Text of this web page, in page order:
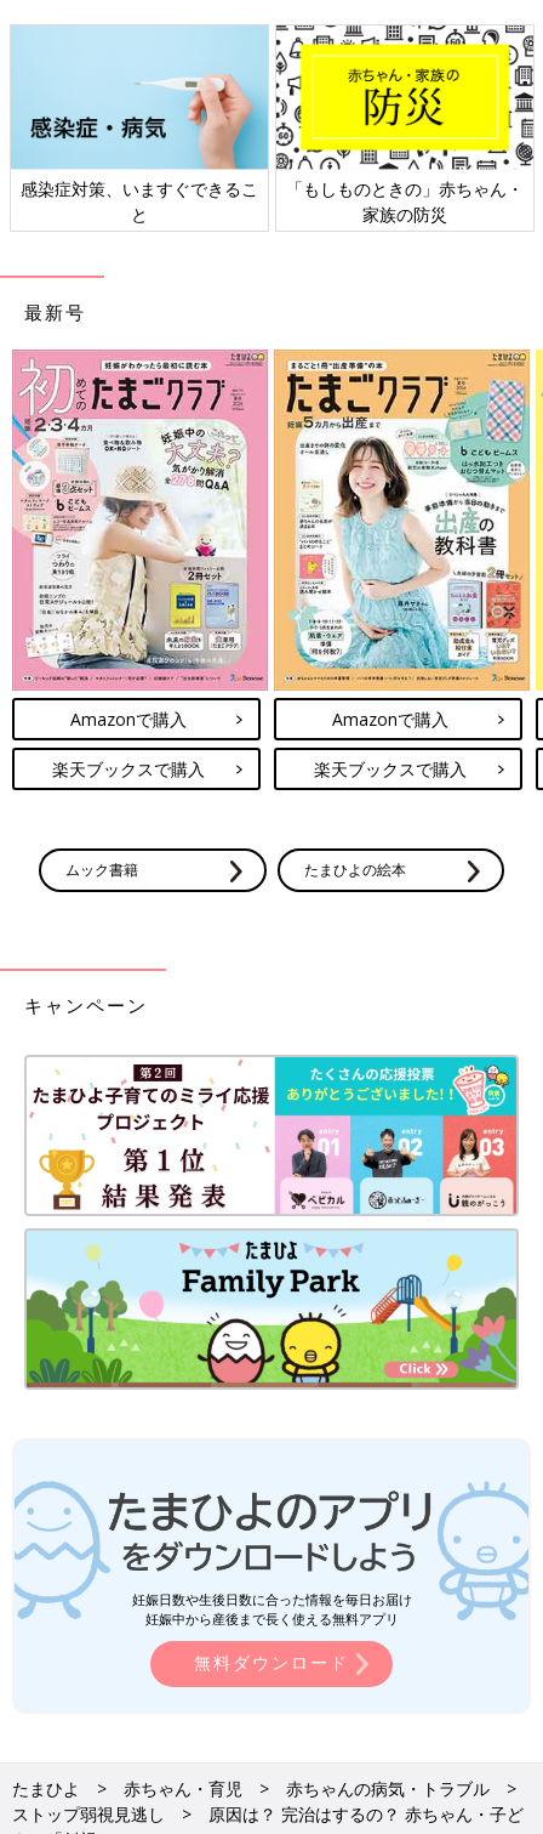
感染症対策、いますぐできるこ
と
「もしものときの」赤ちゃん・
家族の防災
最新号
Amazonで購入
楽天ブックスで購入
Amazonで購入
楽天ブックスで購入
ムック書籍 たまひよの絵本
キャンペーン
妊娠日数や生後日数に合った情報を毎日お届け
妊娠中から産後まで長く使える無料アプリ
無料ダウンロード
たまひよ 赤ちゃん・育児
赤ちゃんの病気・トラブル
ストップ弱視見逃し
原因は？ 完治はするの？ 赤ちゃん・子ど